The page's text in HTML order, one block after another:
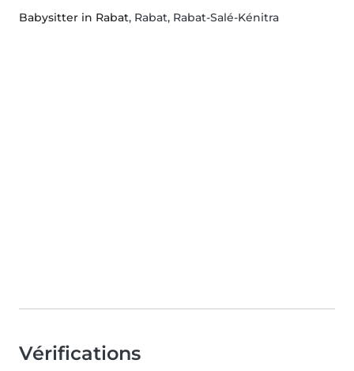
Babysitter in Rabat, Rabat, Rabat-Salé-Kénitra
Vérifications